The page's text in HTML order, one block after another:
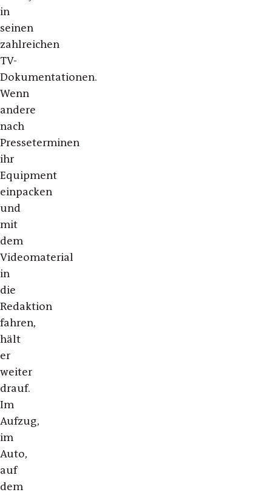
in
seinen
zahlreichen
TV-
Dokumentationen.
Wenn
andere
nach
Presseterminen
ihr
Equipment
einpacken
und
mit
dem
Videomaterial
in
die
Redaktion
fahren,
hält
er
weiter
drauf.
Im
Aufzug,
im
Auto,
auf
dem